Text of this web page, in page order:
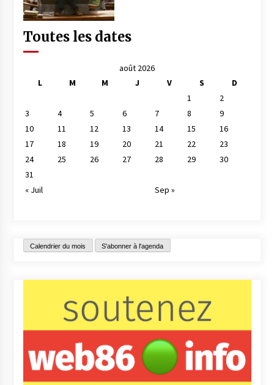
Toutes les dates
août 2026
L
M M J V S
D
1
2
3
4 5 6 7 8
9
10
11 12 13 14 15
16
17
18 19 20 21 22
23
24
25 26 27 28 29
30
31
« Juil
Sep »
Calendrier du mois S'abonner à l'agenda